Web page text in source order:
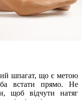
шпагат, що є метою
встати прямо. Не
щоб відчути натяг